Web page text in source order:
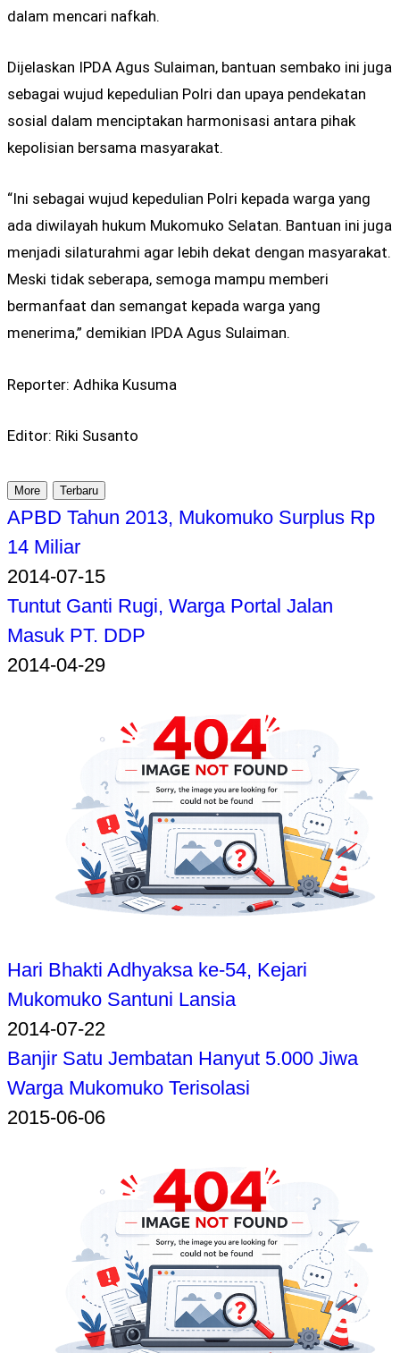
dalam mencari nafkah.
Dijelaskan IPDA Agus Sulaiman, bantuan sembako ini juga
sebagai wujud kepedulian Polri dan upaya pendekatan
sosial dalam menciptakan harmonisasi antara pihak
kepolisian bersama masyarakat.
“Ini sebagai wujud kepedulian Polri kepada warga yang
ada diwilayah hukum Mukomuko Selatan. Bantuan ini juga
menjadi silaturahmi agar lebih dekat dengan masyarakat.
Meski tidak seberapa, semoga mampu memberi
bermanfaat dan semangat kepada warga yang
menerima,” demikian IPDA Agus Sulaiman.
Reporter: Adhika Kusuma
Editor: Riki Susanto
More Terbaru
APBD Tahun 2013, Mukomuko Surplus Rp
14 Miliar
2014-07-15
Tuntut Ganti Rugi, Warga Portal Jalan
Masuk PT. DDP
2014-04-29
Hari Bhakti Adhyaksa ke-54, Kejari
Mukomuko Santuni Lansia
2014-07-22
Banjir Satu Jembatan Hanyut 5.000 Jiwa
Warga Mukomuko Terisolasi
2015-06-06